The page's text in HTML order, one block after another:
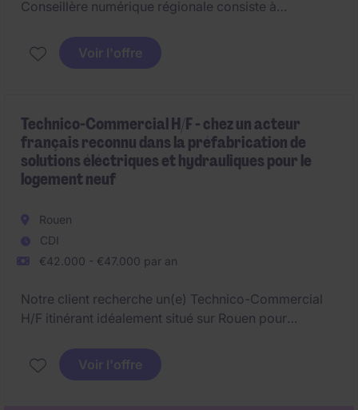
Conseillère numérique régionale consiste à
périmètre sur les sujets techniques, réglementaires et
de cybersécurité. Basé·e à Rouen, la personne
numériques définies au niveau national.
Voir l'offre
Technico-Commercial H/F - chez un acteur
français reconnu dans la préfabrication de
solutions éléctriques et hydrauliques pour le
logement neuf
Rouen
CDI
€42.000 - €47.000 par an
Notre client recherche un(e) Technico-Commercial
H/F itinérant idéalement situé sur Rouen pour
le secteur Bâtiment et Construction.
Voir l'offre